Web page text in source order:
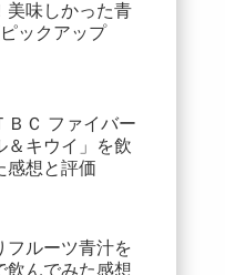
美味しかった青
ックアップ
ＢＣ ファイバー
＆キウイ」を飲
感想と評価
フルーツ青汁を
飲んでみた感想